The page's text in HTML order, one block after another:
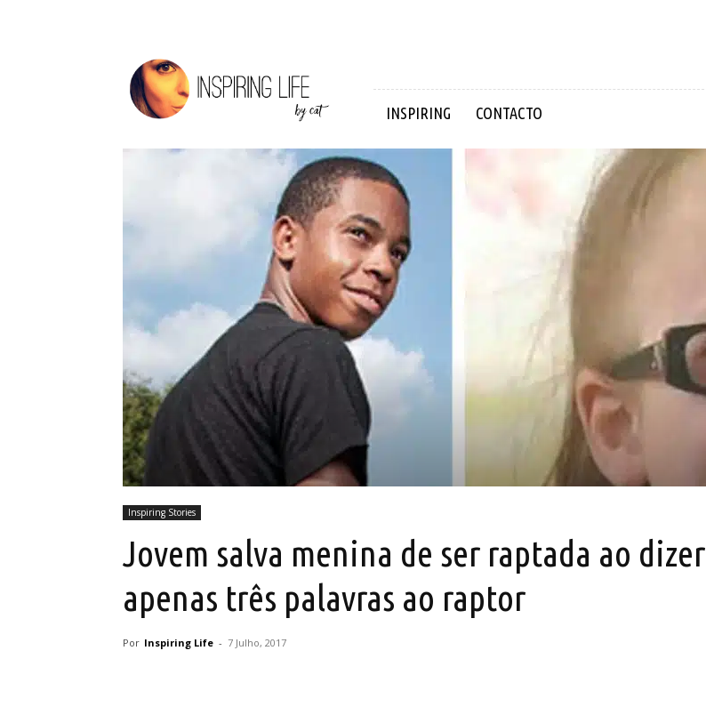
Inspiring
Life
INSPIRING CONTACTO
Inspiring Stories
Jovem salva menina de ser raptada ao dizer
apenas três palavras ao raptor
Por Inspiring Life - 7 Julho, 2017